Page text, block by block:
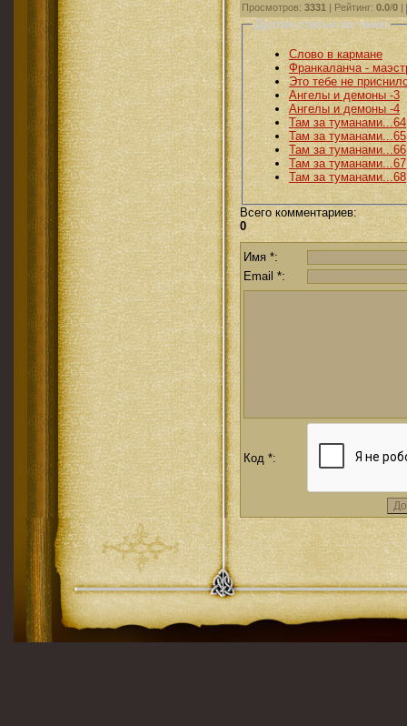
Просмотров: 3331 Рейтинг: 0.0/0
Другие статьи по теме:
Слово в кармане
Франкаланча -
Это тебе не
Ангелы и демоны -3
Ангелы и демоны -4
Там за туманами...64
Там за туманами...65
Там за туманами...66
Там за туманами...67
Там за туманами...68
Всего комментариев:
0
Имя *:
Email *:
Код *: